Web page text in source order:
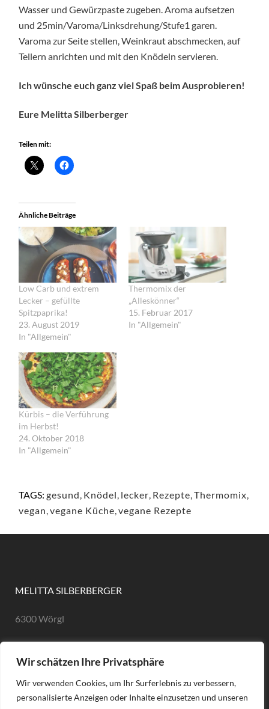
Wir schätzen Ihre Privatsphäre
Wir verwenden Cookies, um Ihr Surferlebnis zu verbessern,
personalisierte Anzeigen oder Inhalte einzusetzen und unseren
Wasser und Gewürzpaste zugeben. Aroma aufsetzen
und 25min/Varoma/Linksdrehung/Stufe1 garen.
Varoma zur Seite stellen, Weinkraut abschmecken, auf
Tellern anrichten und mit den Knödeln servieren.
Ich wünsche euch ganz viel Spaß beim Ausprobieren!
Eure Melitta Silberberger
Teilen mit:
Ähnliche Beiträge
Low Carb und extrem
Lecker – gefüllte
Spitzpaprika!
23. August 2019
In "Allgemein"
Thermomix der
„Alleskönner“
15. Februar 2017
In "Allgemein"
Kürbis – die Verführung
im Herbst!
24. Oktober 2018
In "Allgemein"
TAGS: gesund Knödel lecker Rezepte ,Thermomix
vegan ,vegane Küche ,vegane Rezepte
MELITTA SILBERBERGER
6300 Wörgl
Impressum